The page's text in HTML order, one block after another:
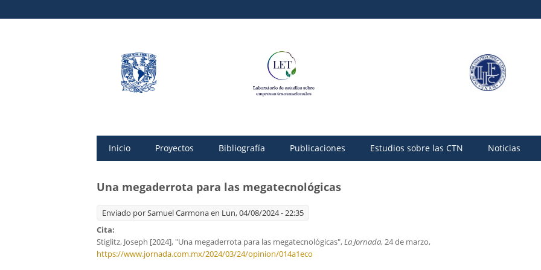
Inicio Proyectos Bibliografía Publicaciones Estudios sobre las CTN Noticias
Una megaderrota para las megatecnológicas
Enviado porSamuel Carmonaen Lun, 04/08/2024 - 22:35
Cita:
Stiglitz, Joseph [2024], "Una megaderrota para las megatecnológicas",La Jornada, 24 de marzo,
https://www.jornada.com.mx/2024/03/24/opinion/014a1eco